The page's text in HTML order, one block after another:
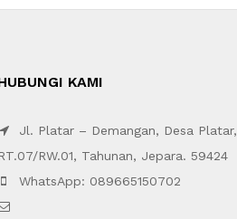
KAMI
Jl. Platar – Demangan, Desa Platar,
RT.07/RW.01, Tahunan, Jepara. 59424
WhatsApp: 089665150702